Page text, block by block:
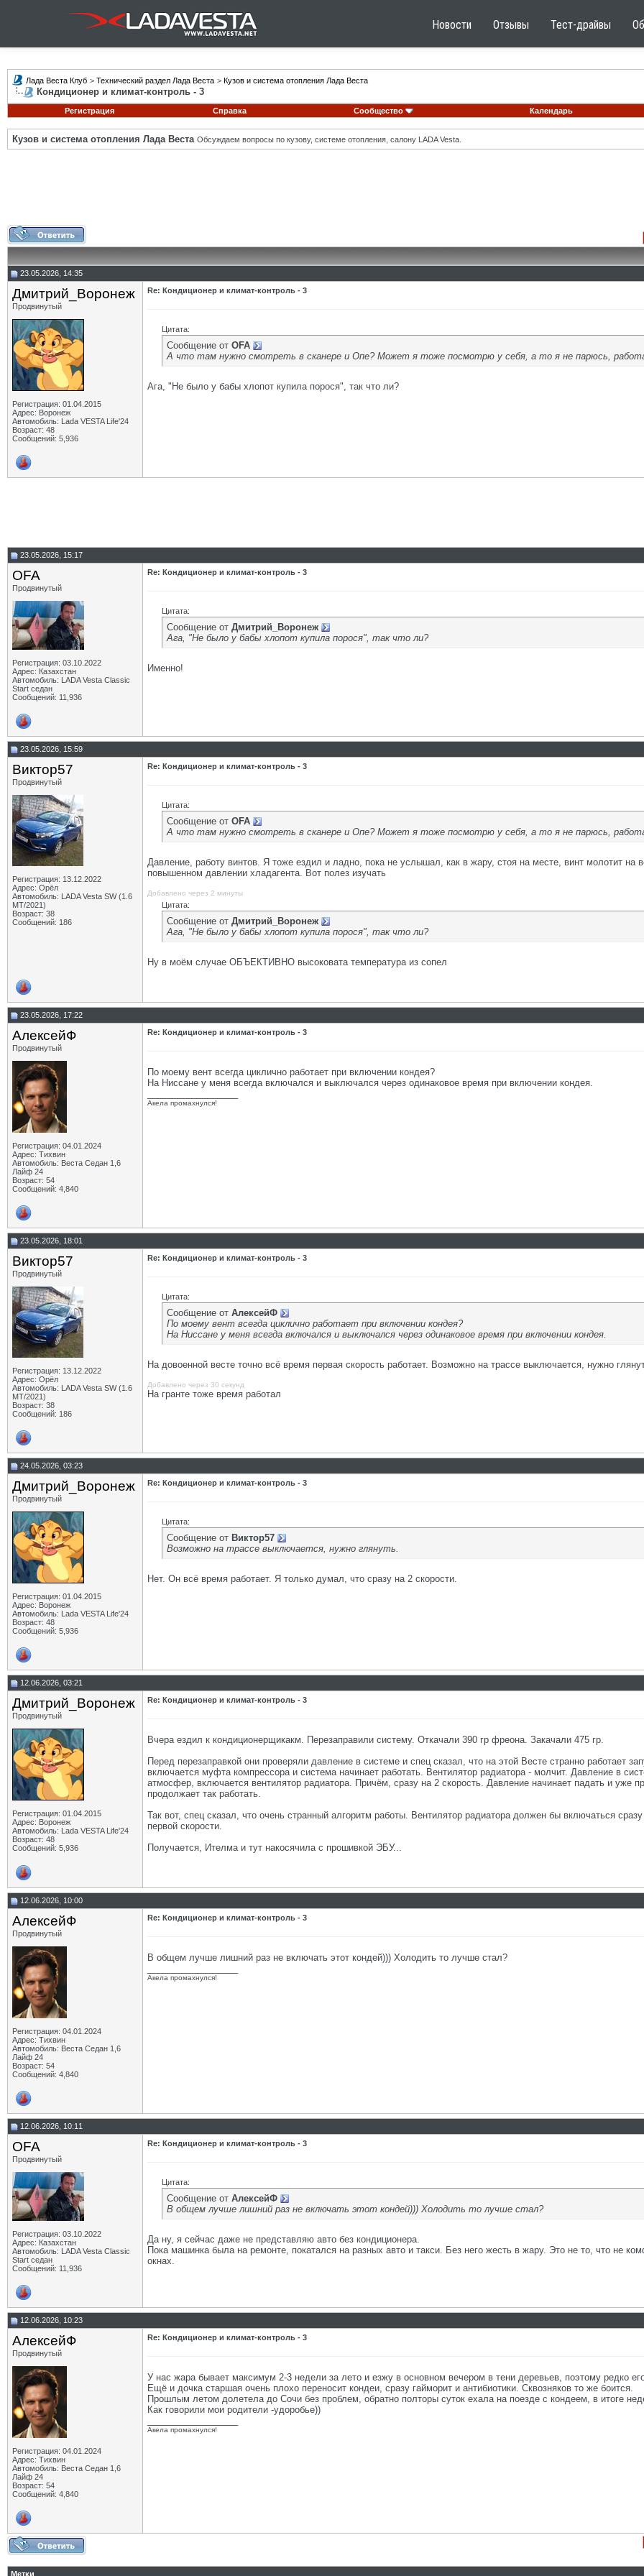
Новости Отзывы Тест-драйвы
Лада Веста Клуб > Технический раздел Лада Веста > Кузов и система отопления Лада Веста
Кондиционер и климат-контроль - 3
Регистрация
Справка Сообщество Календарь
Кузов и система отопления Лада Веста Обсуждаем вопросы по кузову, системе отопления, салону LADA Vesta.
23.05.2026, 14:35
Дмитрий_Воронеж
Продвинутый
Регистрация: 01.04.2015
Адрес: Воронеж
Автомобиль: Lada VESTA Life'24
Возраст: 48
Сообщений: 5,936
Re: Кондиционер и климат-контроль - 3
Цитата:
Сообщение от OFA
А что там нужно смотреть в сканере и Опе? Может я тоже посмотрю у себя, а то я не парюсь,
Ага, "Не было у бабы хлопот купила порося", так что ли?
23.05.2026, 15:17
OFA
Продвинутый
Регистрация: 03.10.2022
Адрес: Казахстан
Автомобиль: LADA Vesta Classic
Start седан
Сообщений: 11,936
Re: Кондиционер и климат-контроль - 3
Цитата:
Сообщение от Дмитрий_Воронеж
Ага, "Не было у бабы хлопот купила порося", так что ли?
Именно!
23.05.2026, 15:59
Виктор57
Продвинутый
Регистрация: 13.12.2022
Адрес: Орёл
Автомобиль: LADA Vesta SW (1.6
МТ/2021)
Возраст: 38
Сообщений: 186
Re: Кондиционер и климат-контроль - 3
Цитата:
Сообщение от OFA
А что там нужно смотреть в сканере и Опе? Может я тоже посмотрю у себя, а то я не парюсь,
Давление, работу винтов. Я тоже ездил и ладно, пока не услышал, как в жару, стоя на месте, винт молотит
повышенном давлении хладагента. Вот полез изучать
Добавлено через 2 минуты
Цитата:
Сообщение от Дмитрий_Воронеж
Ага, "Не было у бабы хлопот купила порося", так что ли?
Ну в моём случае ОБЪЕКТИВНО высоковата температура из сопел
23.05.2026, 17:22
АлексейФ
Продвинутый
Регистрация: 04.01.2024
Адрес: Тихвин
Автомобиль: Веста Седан 1,6
Лайф 24
Возраст: 54
Сообщений: 4,840
Re: Кондиционер и климат-контроль - 3
По моему вент всегда циклично работает при включении кондея?
На Ниссане у меня всегда включался и выключался через одинаковое время при включении кондея.
Акела промахнулся!
23.05.2026, 18:01
Виктор57
Продвинутый
Регистрация: 13.12.2022
Адрес: Орёл
Автомобиль: LADA Vesta SW (1.6
МТ/2021)
Возраст: 38
Сообщений: 186
Re: Кондиционер и климат-контроль - 3
Цитата:
Сообщение от АлексейФ
По моему вент всегда циклично работает при включении кондея?
На Ниссане у меня всегда включался и выключался через одинаковое время при включении кондея.
На довоенной весте точно всё время первая скорость работает. Возможно на трассе выключается, нужно
Добавлено через 30 секунд
На гранте тоже время работал
24.05.2026, 03:23
Дмитрий_Воронеж
Продвинутый
Регистрация: 01.04.2015
Адрес: Воронеж
Автомобиль: Lada VESTA Life'24
Возраст: 48
Сообщений: 5,936
Re: Кондиционер и климат-контроль - 3
Цитата:
Сообщение от Виктор57
Возможно на трассе выключается, нужно глянуть.
Нет. Он всё время работает. Я только думал, что сразу на 2 скорости.
12.06.2026, 03:21
Дмитрий_Воронеж
Продвинутый
Регистрация: 01.04.2015
Адрес: Воронеж
Автомобиль: Lada VESTA Life'24
Возраст: 48
Сообщений: 5,936
Re: Кондиционер и климат-контроль - 3
Вчера ездил к кондиционерщикакм. Перезаправили систему. Откачали 390 гр фреона. Закачали 475 гр.
Перед перезаправкой они проверяли давление в системе и спец сказал, что на этой Весте странно работает
включается муфта компрессора и система начинает работать. Вентилятор радиатора - молчит. Давление в
атмосфер, включается вентилятор радиатора. Причём, сразу на 2 скорость. Давление начинает падать и уже
продолжает так работать.
Так вот, спец сказал, что очень странный алгоритм работы. Вентилятор радиатора должен бы включаться
первой скорости.
Получается, Ителма и тут накосячила с прошивкой ЭБУ...
12.06.2026, 10:00
АлексейФ
Продвинутый
Регистрация: 04.01.2024
Адрес: Тихвин
Автомобиль: Веста Седан 1,6
Лайф 24
Возраст: 54
Сообщений: 4,840
Re: Кондиционер и климат-контроль - 3
В общем лучше лишний раз не включать этот кондей))) Холодить то лучше стал?
Акела промахнулся!
12.06.2026, 10:11
OFA
Продвинутый
Регистрация: 03.10.2022
Адрес: Казахстан
Автомобиль: LADA Vesta Classic
Start седан
Сообщений: 11,936
Re: Кондиционер и климат-контроль - 3
Цитата:
Сообщение от АлексейФ
В общем лучше лишний раз не включать этот кондей))) Холодить то лучше стал?
Да ну, я сейчас даже не представляю авто без кондиционера.
Пока машинка была на ремонте, покатался на разных авто и такси. Без него жесть в жару. Это не то, что не
окнах.
12.06.2026, 10:23
АлексейФ
Продвинутый
Регистрация: 04.01.2024
Адрес: Тихвин
Автомобиль: Веста Седан 1,6
Лайф 24
Возраст: 54
Сообщений: 4,840
Re: Кондиционер и климат-контроль - 3
У нас жара бывает максимум 2-3 недели за лето и езжу в основном вечером в тени деревьев, поэтому редко
Ещё и дочка старшая очень плохо переносит кондеи, сразу гайморит и антибиотики. Сквозняков то же боится.
Прошлым летом долетела до Сочи без проблем, обратно полторы суток ехала на поезде с кондеем, в итоге
Как говорили мои родители -удоробье))
Акела промахнулся!
Метки